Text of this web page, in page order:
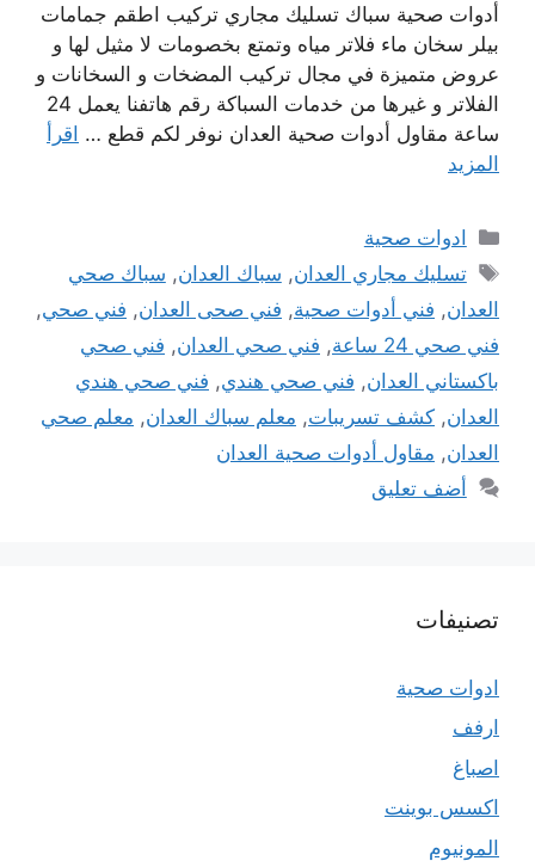
أدوات صحية سباك تسليك مجاري تركيب اطقم جمامات
بيلر سخان ماء فلاتر مياه وتمتع بخصومات لا مثيل لها و
عروض متميزة في مجال تركيب المضخات و السخانات و
الفلاتر و غيرها من خدمات السباكة رقم هاتفنا يعمل 24
ساعة مقاول أدوات صحية العدان نوفر لكم قطع … اقرأ
المزيد
التصنيفات
ادوات صحية
الوسوم
تسليك مجاري العدان, سباك العدان, سباك صحي
العدان, فني أدوات صحية, فني صحى العدان, فني صحي,
فني صحي 24 ساعة
, فني صحي العدان, فني صحي
باكستاني العدان, فني صحي هندي, فني صحي هندي
العدان, كشف تسريبات, معلم سباك العدان, معلم صحي
العدان, مقاول أدوات صحية العدان
أضف تعليق
تصنيفات
ادوات صحية
ارفف
اصباغ
اكسس بوينت
المونيوم